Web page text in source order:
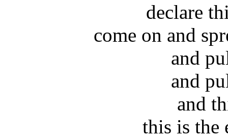
declare
come on and
and
and
and
this is the